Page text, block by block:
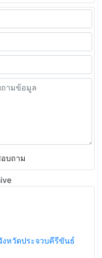
บถาม
หวัดประจวบคีรีขันธ์